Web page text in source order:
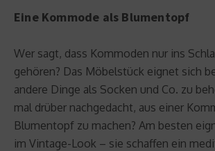
Eine Kommode als Blumentopf
Wer sagt, dass Kommoden nur ins
gehören? Das Möbelstück eignet sich
andere Dinge als Socken und Co. zu
mal drüber nachgedacht, aus einer
Blumentopf zu machen? Am besten
im Vintage-Look – sie schaffen ein